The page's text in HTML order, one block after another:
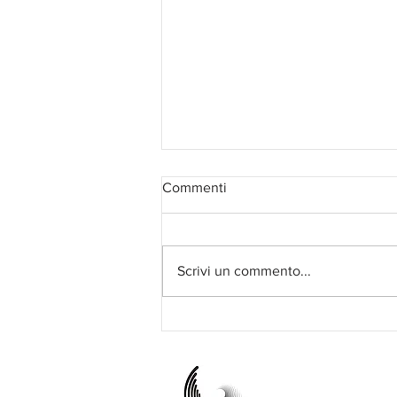
salvaguardia dell'ambiente
Commenti
Scrivi un commento...